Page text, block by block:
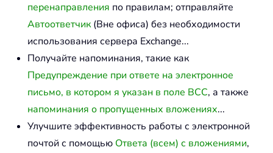
перенаправления по правилам; отправляйте
Автоответчик(Вне офиса) без необходимости
использования сервера Exchange...
Получайте напоминания, такие как
Предупреждение при ответе на электронное
письмо, в котором я указан в поле BCC, а также
напоминания о пропущенных вложениях...
Улучшите эффективность работы с электронной
почтой с помощью Ответа (всем) с вложениями,